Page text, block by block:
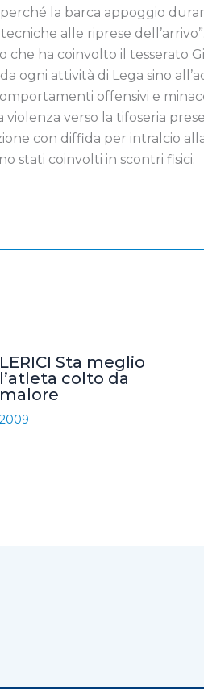
la barca appoggio
alle riprese
ha coinvolto il tesserato
attività di Lega sino
offensivi e
verso la tifoseria
con diffida per intralcio
stati coinvolti in scontri fisici.
LERICI Sta meglio
l’atleta colto da
malore
2009